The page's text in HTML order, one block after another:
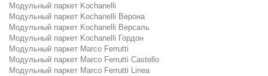
Модульный паркет Kochanelli
Модульный паркет Kochanelli Верона
Модульный паркет Kochanelli Версаль
Модульный паркет Kochanelli Гордон
Модульный паркет Marco Ferrutti
Модульный паркет Marco Ferrutti Castello
Модульный паркет Marco Ferrutti Linea